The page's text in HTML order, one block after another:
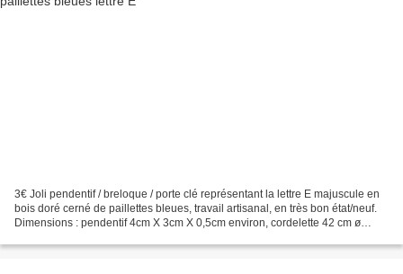
3€ Joli pendentif / breloque / porte clé représentant la lettre E majuscule en
bois doré cerné de paillettes bleues, travail artisanal, en très bon état/neuf.
Dimensions : pendentif 4cm X 3cm X 0,5cm environ, cordelette 42 cm ø